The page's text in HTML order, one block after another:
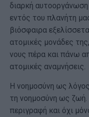
διαρκή
εντός του πλανήτη
βιόσφαιρα
ατομικές μονάδες
νους πέρα και πάνω
ατομικές αναμνήσεις.
Η νοημοσύνη ως
τη νοημοσύνη ως ζωή.
περιγραφή και όχι